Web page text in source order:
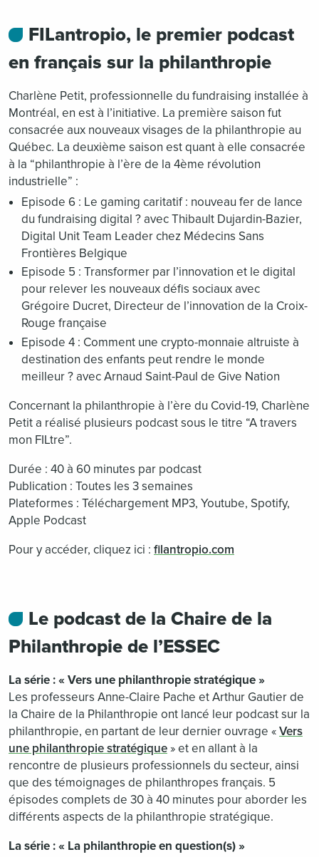
FILantropio, le premier podcast
en français sur la philanthropie
Charlène Petit, professionnelle du fundraising installée à
Montréal, en est à l’initiative. La première saison fut
consacrée aux nouveaux visages de la philanthropie au
Québec. La deuxième saison est quant à elle consacrée
à la “philanthropie à l’ère de la 4ème révolution
industrielle” :
Episode 6 : Le gaming caritatif : nouveau fer de lance
du fundraising digital ? avec Thibault Dujardin-Bazier,
Digital Unit Team Leader chez Médecins Sans
Frontières Belgique
Episode 5 : Transformer par l’innovation et le digital
pour relever les nouveaux défis sociaux avec
Grégoire Ducret, Directeur de l’innovation de la Croix-
Rouge française
Episode 4 : Comment une crypto-monnaie altruiste à
destination des enfants peut rendre le monde
meilleur ? avec Arnaud Saint-Paul de Give Nation
Concernant la philanthropie à l’ère du Covid-19, Charlène
Petit a réalisé plusieurs podcast sous le titre “A travers
mon FILtre”.
Durée : 40 à 60 minutes par podcast
Publication : Toutes les 3 semaines
Plateformes : Téléchargement MP3, Youtube, Spotify,
Apple Podcast
Pour y accéder, cliquez ici : filantropio.com
Le podcast de la Chaire de la
Philanthropie de l’ESSEC
La série : « Vers une philanthropie stratégique »
Les professeurs Anne-Claire Pache et Arthur Gautier de
la Chaire de la Philanthropie ont lancé leur podcast sur la
philanthropie, en partant de leur dernier ouvrage «Vers
une philanthropie stratégique» et en allant à la
rencontre de plusieurs professionnels du secteur, ainsi
que des témoignages de philanthropes français. 5
épisodes complets de 30 à 40 minutes pour aborder les
différents aspects de la philanthropie stratégique.
La série : « La philanthropie en question(s) »